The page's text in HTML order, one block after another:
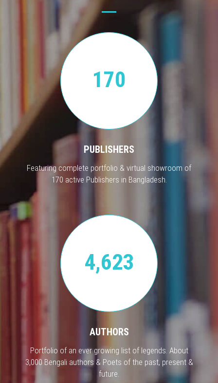
170
PUBLISHERS
Featuring complete portfolio & virtual showroom of
170 active Publishers in Bangladesh.
4,623
AUTHORS
Portfolio of an ever growing list of legends. About
3,000 Bengali authors & Poets of the past, present &
future.